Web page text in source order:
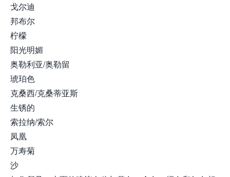
戈尔迪
邦布尔
柠檬
阳光明媚
奥勒利亚/奥勒留
琥珀色
克桑西/克桑蒂亚斯
生锈的
索拉纳/索尔
凤凰
万寿菊
沙